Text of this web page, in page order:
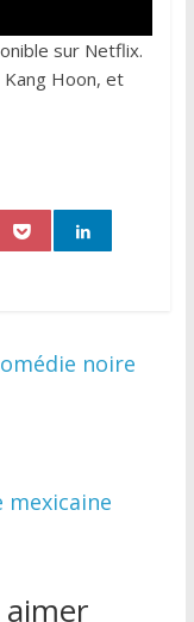
sur Netflix.
Kang Hoon, et
noire
mexicaine